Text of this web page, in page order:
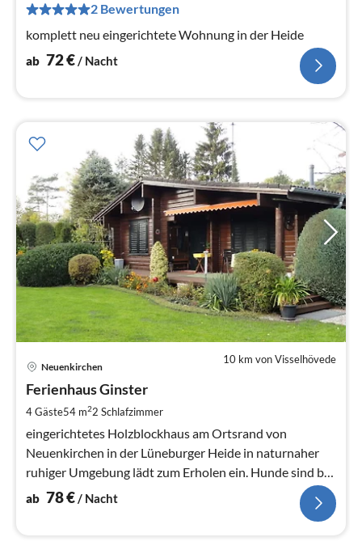
2 Bewertungen
komplett neu eingerichtete Wohnung in der Heide
ab 72€/ Nacht
10 km von Visselhövede
Neuenkirchen
Ferienhaus Ginster
4 Gäste54 m22 Schlafzimmer
eingerichtetes Holzblockhaus am Ortsrand von
Neuenkirchen in der Lüneburger Heide in naturnaher
ruhiger Umgebung lädt zum Erholen ein. Hunde sind bei
uns willkommen.
ab 78€/ Nacht